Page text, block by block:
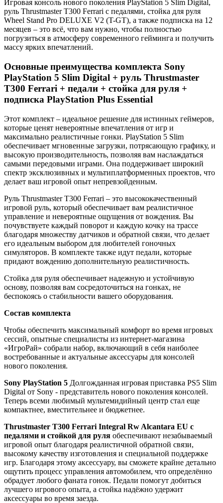
Игровая консоль нового поколения PlayStation 5 Slim Digital,
руль Thrustmaster T300 Ferrari с педалями, стойка для руля
Wheel Stand Pro DELUXE V2 (T-GT), а также подписка на 12
месяцев – это всё, что вам нужно, чтобы полностью
погрузиться в атмосферу современного гейминга и получить
массу ярких впечатлений.
Основные преимущества комплекта Sony
PlayStation 5 Slim Digital + руль Thrustmaster
T300 Ferrari + педали + стойка для руля +
подписка PlayStation Plus Essential
Этот комплект – идеальное решение для истинных геймеров,
которые ценят невероятные впечатления от игр и
максимально реалистичные гонки. PlayStation 5 Slim
обеспечивает мгновенные загрузки, потрясающую графику, и
высокую производительность, позволяя вам наслаждаться
самыми передовыми играми. Она поддерживает широкий
спектр эксклюзивных и мультиплатформенных проектов, что
делает ваш игровой опыт непревзойденным.
Руль Thrustmaster T300 Ferrari – это высококачественный
игровой руль, который обеспечивает вам реалистичное
управление и невероятные ощущения от вождения. Вы
почувствуете каждый поворот и каждую кочку на трассе
благодаря множеству датчиков и обратной связи, что делает
его идеальным выбором для любителей гоночных
симуляторов. В комплекте также идут педали, которые
придают вождению дополнительную реалистичность.
Стойка для руля обеспечивает надежную и устойчивую
основу, позволяя вам сосредоточиться на гонках, не
беспокоясь о стабильности вашего оборудования.
Состав комплекта
Чтобы обеспечить максимальный комфорт во время игровых
сессий, опытные специалисты из интернет-магазина
«ИгроРай» собрали набор, включающий в себя наиболее
востребованные и актуальные аксессуары для консолей
нового поколения.
Sony PlayStation 5 Долгожданная игровая приставка PS5 Slim
Digital от Sony - представитель нового поколения консолей.
Теперь всеми любимый мультемидийный центр стал еще
компактнее, вместительнее и бюджетнее.
Thrustmaster T300 Ferrari Integral Rw Alcantara EU с
педалями и стойкой для руля обеспечивают незабываемый
игровой опыт благодаря реалистичной обратной связи,
высокому качеству изготовления и специальной поддержке
игр. Благодаря этому аксессуару, вы сможете крайне детально
ощутить процесс управления автомобилем, что определённо
обрадует любого фаната гонок. Педали помогут добиться
лучшего игрового опыта, а стойка надёжно удержит
аксессуары во время заезда.